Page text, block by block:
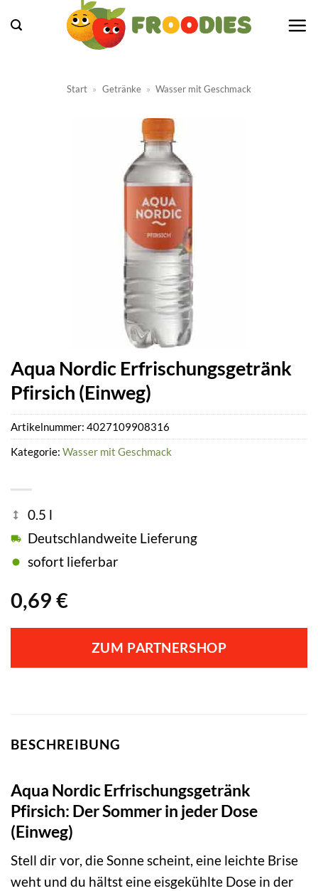
Inhalt
Start » Getränke » Wasser mit Geschmack
Aqua Nordic Erfrischungsgetränk
Pfirsich (Einweg)
0,69 €
0.5 l
Deutschlandweite Lieferung
sofort lieferbar
ZUM PARTNERSHOP
Artikelnummer: 4027109908316
Kategorie: Wasser mit Geschmack
BESCHREIBUNG
Aqua Nordic Erfrischungsgetränk
Pfirsich: Der Sommer in jeder Dose
(Einweg)
Stell dir vor, die Sonne scheint, eine leichte Brise
weht und du hältst eine eisgekühlte Dose in der